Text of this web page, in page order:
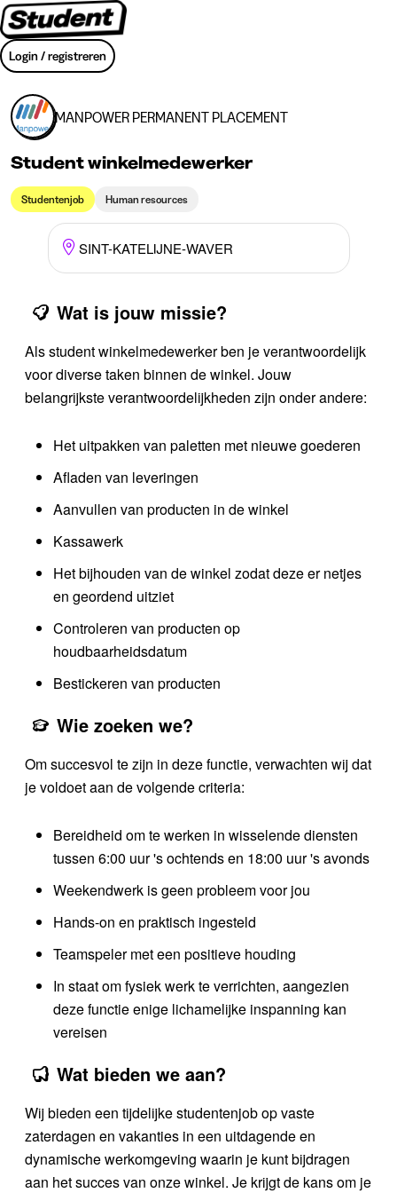
Login / registreren
MANPOWER PERMANENT PLACEMENT
Student winkelmedewerker
Studentenjob Human resources
SINT-KATELIJNE-WAVER
Wat is jouw missie?
Als student winkelmedewerker ben je verantwoordelijk
voor diverse taken binnen de winkel. Jouw
belangrijkste verantwoordelijkheden zijn onder andere:
Het uitpakken van paletten met nieuwe goederen
Afladen van leveringen
Aanvullen van producten in de winkel
Kassawerk
Het bijhouden van de winkel zodat deze er netjes
en geordend uitziet
Controleren van producten op
houdbaarheidsdatum
Bestickeren van producten
Wie zoeken we?
Om succesvol te zijn in deze functie, verwachten wij dat
je voldoet aan de volgende criteria:
Bereidheid om te werken in wisselende diensten
tussen 6:00 uur 's ochtends en 18:00 uur 's avonds
Weekendwerk is geen probleem voor jou
Hands-on en praktisch ingesteld
Teamspeler met een positieve houding
In staat om fysiek werk te verrichten, aangezien
deze functie enige lichamelijke inspanning kan
vereisen
Wat bieden we aan?
Wij bieden een tijdelijke studentenjob op vaste
zaterdagen en vakanties in een uitdagende en
dynamische werkomgeving waarin je kunt bijdragen
aan het succes van onze winkel. Je krijgt de kans om je